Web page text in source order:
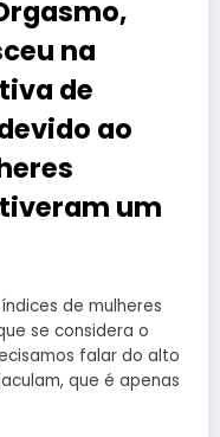
na
de
ao
um
de mulheres
se considera o
falar do alto
que é apenas